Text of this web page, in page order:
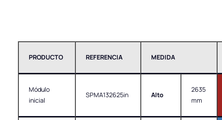
PRODUCTO REFERENCIA MEDIDA
Módulo
inicial
SPMA132625in Alto
2635
mm